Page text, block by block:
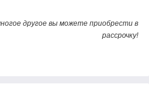
другое вы можете приобрести в
рассрочку!